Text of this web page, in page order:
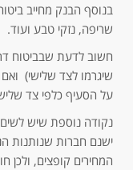
בנוסף הבנק מחייב
שריפה, נזקי טבע ועוד.
חשוב לדעת שבביטוח
שיגרמו לצד שלישי)
על הסעיף כלפי צד
נקודה נוספת שיש
ישנם חברות שנותנות
המחירים קופצים, ולכן